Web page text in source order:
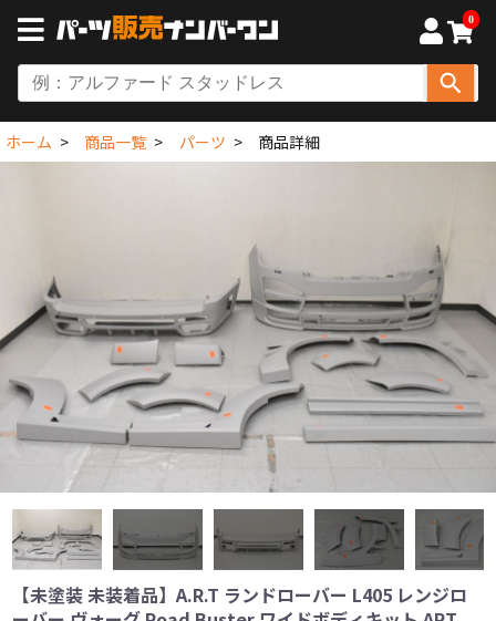
0
ホーム 商品一覧 パーツ 商品詳細
【未塗装 未装着品】A.R.T ランドローバー L405 レンジロ